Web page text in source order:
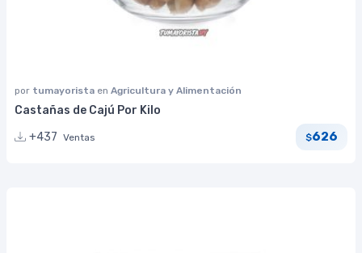
por tumayorista en Agricultura y Alimentación
Castañas de Cajú Por Kilo
+437 Ventas $626